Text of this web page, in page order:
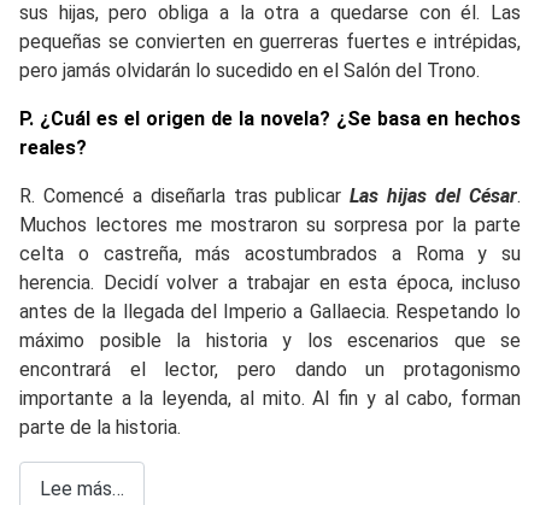
sus hijas, pero obliga a la otra a quedarse con él. Las
pequeñas se convierten en guerreras fuertes e intrépidas,
pero jamás olvidarán lo sucedido en el Salón del Trono.
P. ¿Cuál es el origen de la novela? ¿Se basa en hechos
reales?
R. Comencé a diseñarla tras publicarLas hijas del César.
Muchos lectores me mostraron su sorpresa por la parte
celta o castreña, más acostumbrados a Roma y su
herencia. Decidí volver a trabajar en esta época, incluso
antes de la llegada del Imperio a Gallaecia. Respetando lo
máximo posible la historia y los escenarios que se
encontrará el lector, pero dando un protagonismo
importante a la leyenda, al mito. Al fin y al cabo, forman
parte de la historia.
Lee más…